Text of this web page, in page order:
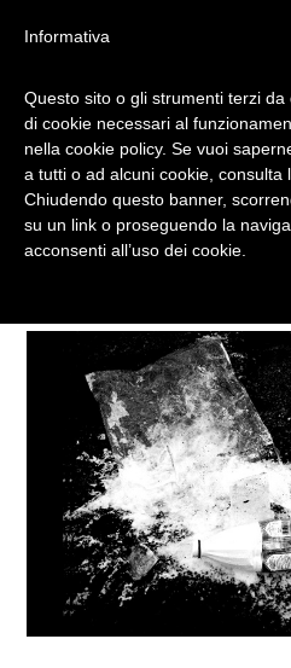
SCARTI DI
SCARTO: A
MOSTRA CHE
CONTRO GLI
Informativa
Questo sito o gli strumenti terzi
di cookie necessari al
nella cookie policy. Se vuoi
a tutti o ad alcuni cookie, consulta
Chiudendo questo banner,
su un link o proseguendo la
acconsenti all’uso dei cookie.